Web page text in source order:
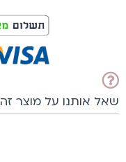
שאל אותנו על מוצר זה